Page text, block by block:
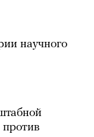
научного